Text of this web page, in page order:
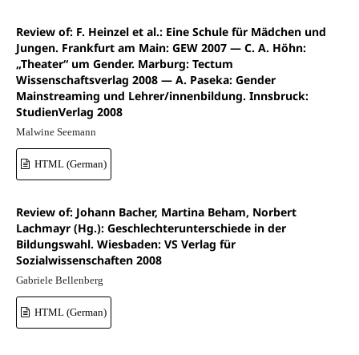
Review of: F. Heinzel et al.: Eine Schule für Mädchen und
Jungen. Frankfurt am Main: GEW 2007 — C. A. Höhn:
„Theater“ um Gender. Marburg: Tectum
Wissenschaftsverlag 2008 — A. Paseka: Gender
Mainstreaming und Lehrer/innenbildung. Innsbruck:
StudienVerlag 2008
Malwine Seemann
HTML (German)
Review of: Johann Bacher, Martina Beham, Norbert
Lachmayr (Hg.): Geschlechterunterschiede in der
Bildungswahl. Wiesbaden: VS Verlag für
Sozialwissenschaften 2008
Gabriele Bellenberg
HTML (German)